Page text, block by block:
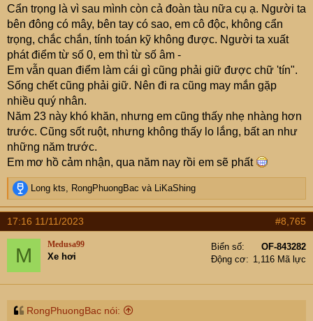
Cẩn trọng là vì sau mình còn cả đoàn tàu nữa cụ ạ. Người ta
bên đông có mây, bên tay có sao, em cô độc, không cẩn
trọng, chắc chắn, tính toán kỹ không được. Người ta xuất
phát điểm từ số 0, em thì từ số âm -
Em vẫn quan điểm làm cái gì cũng phải giữ được chữ 'tín".
Sống chết cũng phải giữ. Nên đi ra cũng may mắn gặp
nhiều quý nhân.
Năm 23 này khó khăn, nhưng em cũng thấy nhẹ nhàng hơn
trước. Cũng sốt ruột, nhưng không thấy lo lắng, bất an như
những năm trước.
Em mơ hồ cảm nhận, qua năm nay rồi em sẽ phất
R
e
a
c
t
i
o
n
s
Long kts, RongPhuongBac và LiKaShing
17:16 11/11/2023 #8,765
M Medusa99
Xe hơi
Biển số
OF-843282
Động cơ
1,116 Mã lực
RongPhuongBac nói: